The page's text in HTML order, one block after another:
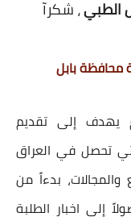
الطبي، شكرآ
محافظة بابل
إلى تقديم
تحصل في العراق
بدءاً من
إلى اخبار الطلبة